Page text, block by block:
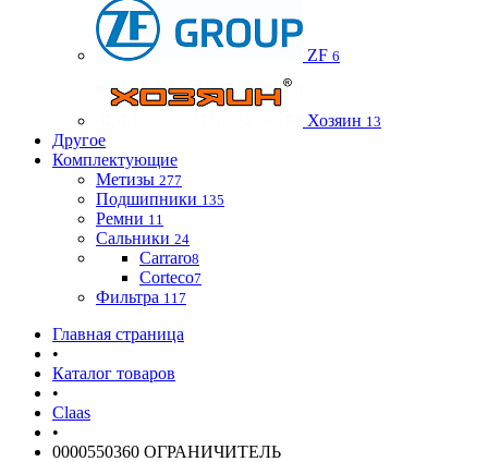
ZF 6
Хозяин 13
Другое
Комплектующие
Метизы 277
Подшипники 135
Ремни 11
Сальники 24
Carraro8
Corteco7
Фильтра 117
Главная страница
•
Каталог товаров
•
Claas
•
0000550360 ОГРАНИЧИТЕЛЬ